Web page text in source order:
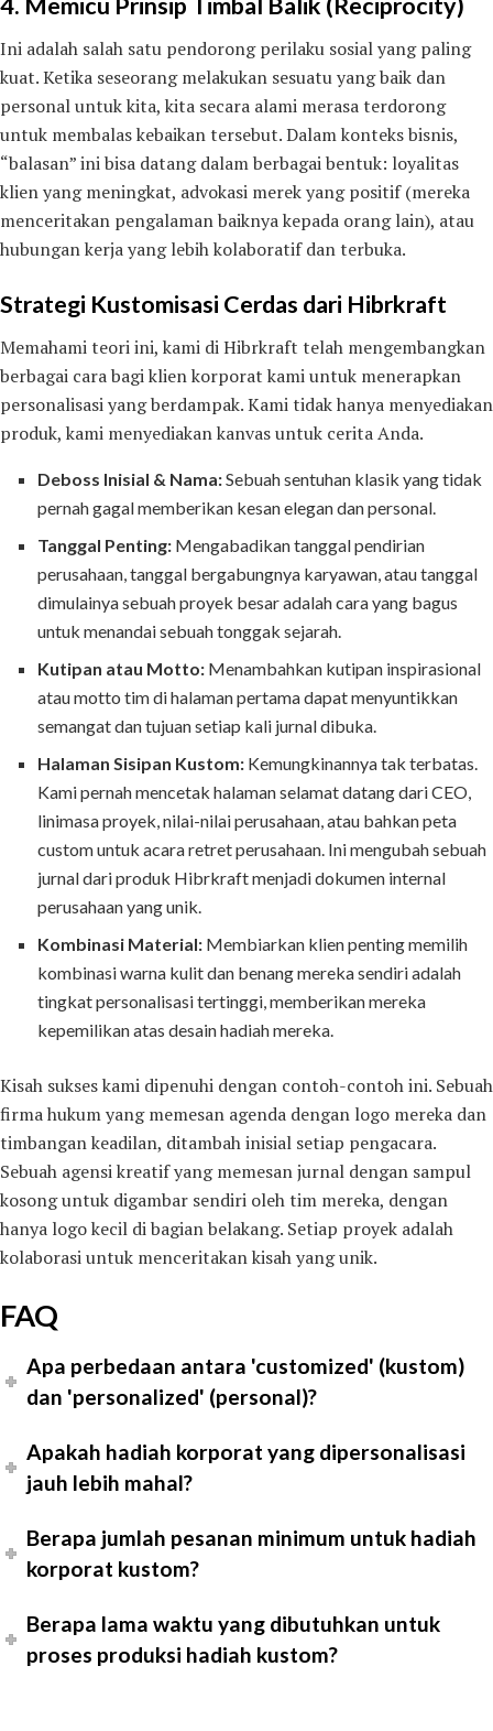
4. Memicu Prinsip Timbal Balik (Reciprocity)
Ini adalah salah satu pendorong perilaku sosial yang paling
kuat. Ketika seseorang melakukan sesuatu yang baik dan
personal untuk kita, kita secara alami merasa terdorong
untuk membalas kebaikan tersebut. Dalam konteks bisnis,
“balasan” ini bisa datang dalam berbagai bentuk: loyalitas
klien yang meningkat, advokasi merek yang positif (mereka
menceritakan pengalaman baiknya kepada orang lain), atau
hubungan kerja yang lebih kolaboratif dan terbuka.
Strategi Kustomisasi Cerdas dari Hibrkraft
Memahami teori ini, kami di Hibrkraft telah mengembangkan
berbagai cara bagi klien korporat kami untuk menerapkan
personalisasi yang berdampak. Kami tidak hanya menyediakan
produk, kami menyediakan kanvas untuk cerita Anda.
Deboss Inisial & Nama:Sebuah sentuhan klasik yang tidak
pernah gagal memberikan kesan elegan dan personal.
Tanggal Penting: Mengabadikan tanggal pendirian
perusahaan, tanggal bergabungnya karyawan, atau tanggal
dimulainya sebuah proyek besar adalah cara yang bagus
untuk menandai sebuah tonggak sejarah.
Kutipan atau Motto: Menambahkan kutipan inspirasional
atau motto tim di halaman pertama dapat menyuntikkan
semangat dan tujuan setiap kali jurnal dibuka.
Halaman Sisipan Kustom: Kemungkinannya tak terbatas.
Kami pernah mencetak halaman selamat datang dari CEO,
linimasa proyek, nilai-nilai perusahaan, atau bahkan peta
custom untuk acara retret perusahaan. Ini mengubah sebuah
jurnal dari produk Hibrkraft menjadi dokumen internal
perusahaan yang unik.
Kombinasi Material: Membiarkan klien penting memilih
kombinasi warna kulit dan benang mereka sendiri adalah
tingkat personalisasi tertinggi, memberikan mereka
kepemilikan atas desain hadiah mereka.
Kisah sukses kami dipenuhi dengan contoh-contoh ini. Sebuah
firma hukum yang memesan agenda dengan logo mereka dan
timbangan keadilan, ditambah inisial setiap pengacara.
Sebuah agensi kreatif yang memesan jurnal dengan sampul
kosong untuk digambar sendiri oleh tim mereka, dengan
hanya logo kecil di bagian belakang. Setiap proyek adalah
kolaborasi untuk menceritakan kisah yang unik.
FAQ
Apa perbedaan antara 'customized' (kustom)
dan 'personalized' (personal)?
Apakah hadiah korporat yang dipersonalisasi
jauh lebih mahal?
Berapa jumlah pesanan minimum untuk hadiah
korporat kustom?
Berapa lama waktu yang dibutuhkan untuk
proses produksi hadiah kustom?